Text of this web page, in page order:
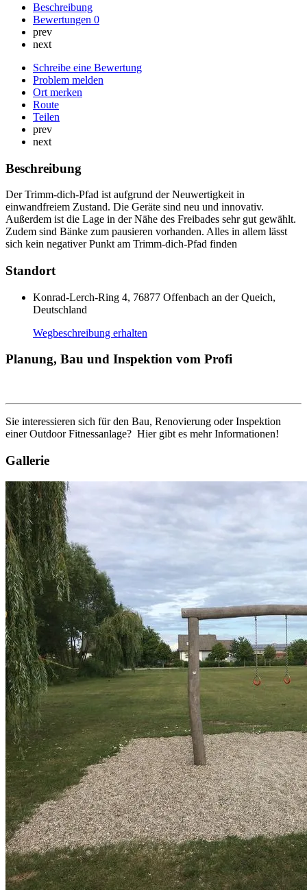
Beschreibung
Bewertungen 0
prev
next
Schreibe eine Bewertung
Problem melden
Ort merken
Route
Teilen
prev
next
Beschreibung
Der Trimm-dich-Pfad ist aufgrund der Neuwertigkeit in
einwandfreiem Zustand. Die Geräte sind neu und innovativ.
Außerdem ist die Lage in der Nähe des Freibades sehr gut gewählt.
Zudem sind Bänke zum pausieren vorhanden. Alles in allem lässt
sich kein negativer Punkt am Trimm-dich-Pfad finden
Standort
Konrad-Lerch-Ring 4, 76877 Offenbach an der Queich,
Deutschland
Wegbeschreibung erhalten
Planung, Bau und Inspektion vom Profi
Sie interessieren sich für den Bau, Renovierung oder Inspektion
einer Outdoor Fitnessanlage? Hier gibt es mehr Informationen!
Gallerie